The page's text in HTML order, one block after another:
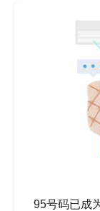
95号码已成